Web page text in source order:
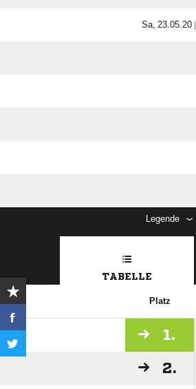
  |
Legende
TABELLE
Platz
1.
2.